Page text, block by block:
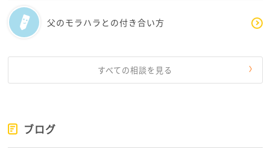
父のモラハラとの付き合い方
すべての相談を見る
ブログ